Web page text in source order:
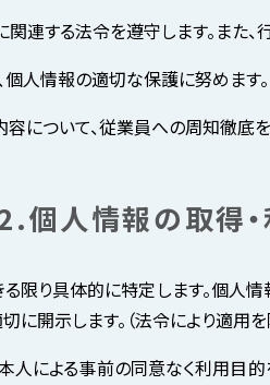
連する法令を遵守します。また
人情報の適切な保護に努めます。
について、従業員への周知徹底
個人情報の取得
限り具体的に特定します。個人
開示します。（法令により適用を
人による事前の同意なく利用目